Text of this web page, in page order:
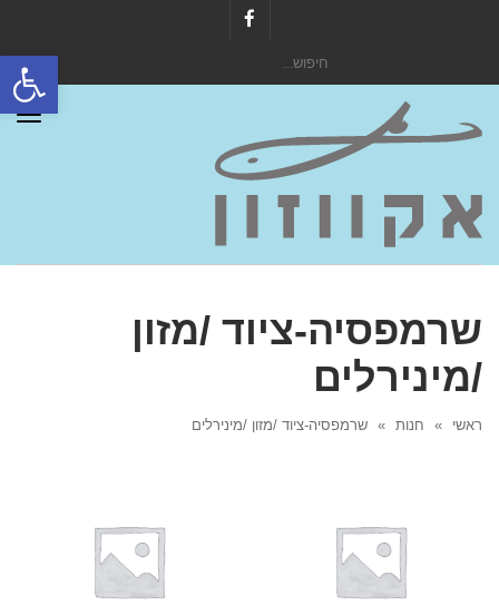
פתח
שרמפסיה-ציוד /מזון
/מינירלים
ראשי » חנות » שרמפסיה-ציוד /מזון /מינירלים